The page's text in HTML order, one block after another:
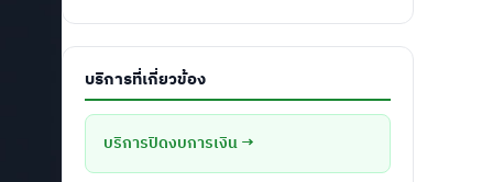
บริการที่เกี่ยวข้อง
บริการปิดงบการเงิน →